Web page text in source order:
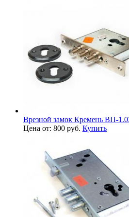
Врезной замок Кремень ВП-
Цена от: 800 руб. Купить